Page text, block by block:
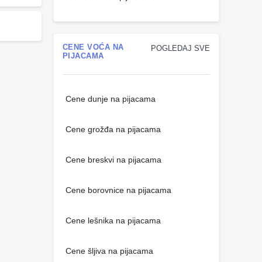
POGLEDAJ SVE
CENE VOĆA NA
PIJACAMA
Cene dunje na pijacama
Cene grožđa na pijacama
Cene breskvi na pijacama
Cene borovnice na pijacama
Cene lešnika na pijacama
Cene šljiva na pijacama